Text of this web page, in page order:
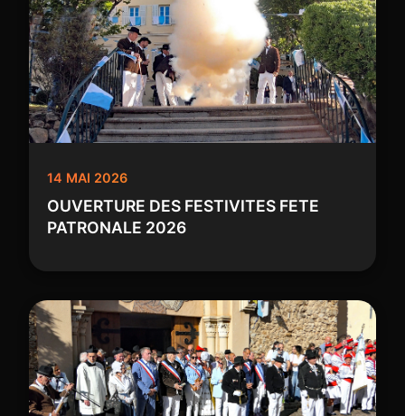
14 MAI 2026
OUVERTURE DES FESTIVITES FETE
PATRONALE 2026